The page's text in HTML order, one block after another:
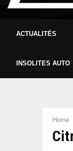
ACTUALITÉS
INSOLITES AUTO
Home